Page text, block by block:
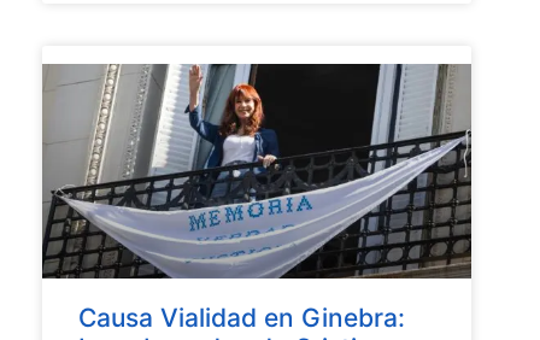
Causa Vialidad en Ginebra: